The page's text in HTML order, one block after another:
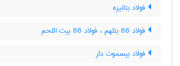
فولاد بتانیزه
فولاد 66 بتلهم ، فولاد 66 بیت اللحم
فولاد بیسموت دار